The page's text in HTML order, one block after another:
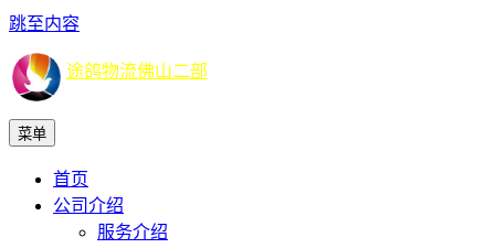
跳至内容
途鸽物流佛山二部
菜单
首页
公司介绍
服务介绍